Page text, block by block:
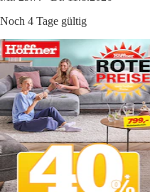
Noch 4 Tage gültig